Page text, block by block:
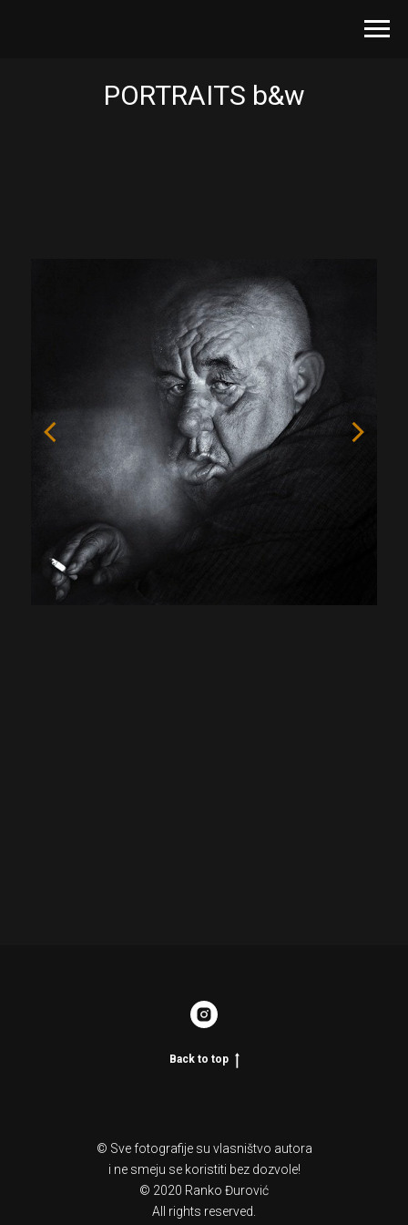
PORTRAITS b&w
Back to top
© Sve fotografije su vlasništvo autora
i ne smeju se koristiti bez dozvole!
© 2020 Ranko Đurović
All rights reserved.